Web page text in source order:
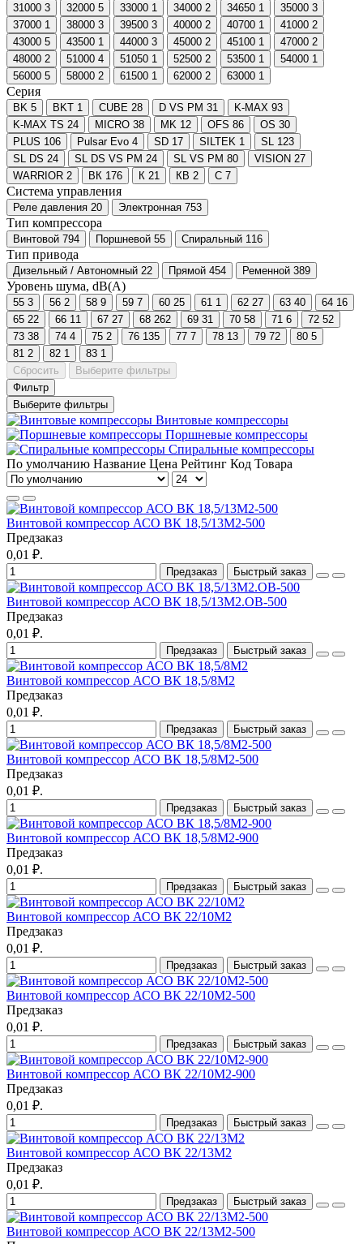
31000 3 32000 5 33000 1 34000 2 34650 1 35000 3
37000 1 38000 3 39500 3 40000 2 40700 1 41000 2
43000 5 43500 1 44000 3 45000 2 45100 1 47000 2
48000 2 51000 4 51050 1 52500 2 53500 1 54000 1
56000 5 58000 2 61500 1 62000 2 63000 1
Серия
BK 5 BKT 1 CUBE 28 D VS PM 31 K-MAX 93
K-MAX TS 24 MICRO 38 MK 12 OFS 86 OS 30
PLUS 106 Pulsar Evo 4 SD 17 SILTEK 1 SL
123
SL DS 24 SL DS VS PM 24 SL VS PM 80 VISION 27
WARRIOR 2 ВК 176 К 21 КВ 2 С 7
Система управления
Реле давления 20 Электронная 753
Тип компрессора
Винтовой 794 Поршневой 55 Спиральный 116
Тип привода
Дизельный / Автономный 22 Прямой 454 Ременной 389
Уровень шума, dB(A)
55 3 56 2 58 9 59 7 60 25 61 1 62 27 63 40 64 16
65 22 66 11 67 27 68 262 69 31 70 58 71 6 72 52
73 38 74 4 75 2 76 135 77 7 78 13 79 72 80 5
81 2 82 1 83 1
Сбросить
Выберите фильтры
Фильтр
Выберите фильтры
Винтовые компрессоры
Поршневые компрессоры
Спиральные компрессоры
По умолчанию Название Цена Рейтинг Код Товара
Винтовой компрессор АСО ВК 18,5/13М2-500
Предзаказ
0,01 ₽.
Предзаказ Быстрый заказ
Винтовой компрессор АСО ВК 18,5/13М2.ОВ-500
Предзаказ
0,01 ₽.
Предзаказ Быстрый заказ
Винтовой компрессор АСО ВК 18,5/8М2
Предзаказ
0,01 ₽.
Предзаказ Быстрый заказ
Винтовой компрессор АСО ВК 18,5/8М2-500
Предзаказ
0,01 ₽.
Предзаказ Быстрый заказ
Винтовой компрессор АСО ВК 18,5/8М2-900
Предзаказ
0,01 ₽.
Предзаказ Быстрый заказ
Винтовой компрессор АСО ВК 22/10М2
Предзаказ
0,01 ₽.
Предзаказ Быстрый заказ
Винтовой компрессор АСО ВК 22/10М2-500
Предзаказ
0,01 ₽.
Предзаказ Быстрый заказ
Винтовой компрессор АСО ВК 22/10М2-900
Предзаказ
0,01 ₽.
Предзаказ Быстрый заказ
Винтовой компрессор АСО ВК 22/13М2
Предзаказ
0,01 ₽.
Предзаказ Быстрый заказ
Винтовой компрессор АСО ВК 22/13М2-500